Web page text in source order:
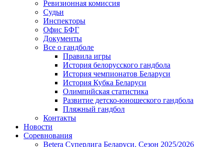
Ревизионная комиссия
Судьи
Инспекторы
Офис БФГ
Документы
Все о гандболе
Правила игры
История белорусского гандбола
История чемпионатов Беларуси
История Кубка Беларуси
Олимпийская статистика
Развитие детско-юношеского гандбола
Пляжный гандбол
Контакты
Новости
Соревнования
Betera Суперлига Беларуси. Сезон 2025/2026